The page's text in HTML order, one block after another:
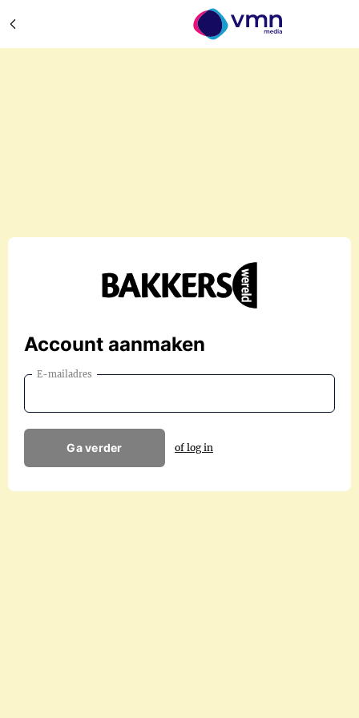
Account aanmaken
E-mailadres
Ga verder of log in